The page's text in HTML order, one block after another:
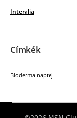
Interalia
Címkék
Bioderma naptej